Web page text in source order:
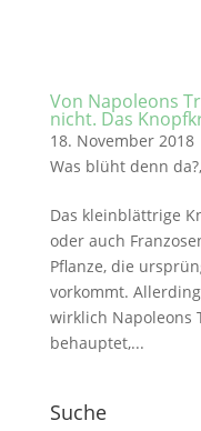
Von Napoleons
nicht. Das
18. November 2018
Was blüht denn da?,
Das kleinblättrige
oder auch
Pflanze, die
vorkommt.
wirklich Napoleons
behauptet,...
Suche